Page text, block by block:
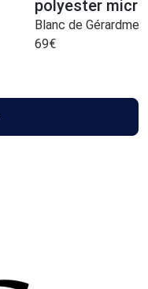
polyester
Blanc de Gérardmer
69€